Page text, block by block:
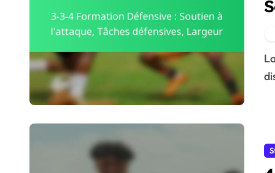
La formation défensive 3-3-4 au football est un